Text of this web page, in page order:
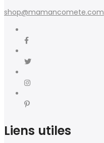
shop@mamancomete.com
Liens utiles